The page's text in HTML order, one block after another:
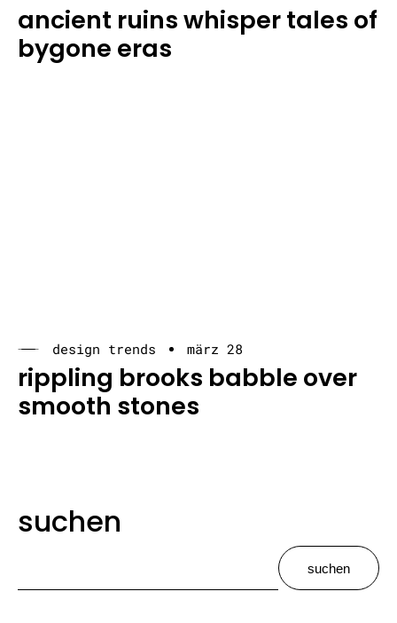
ancient ruins whisper tales of
bygone eras
design trends märz 28
rippling brooks babble over
smooth stones
suchen
suchen